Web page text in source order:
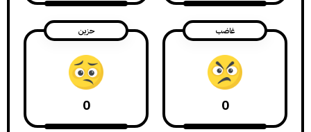
غاضب
0
حزين
0